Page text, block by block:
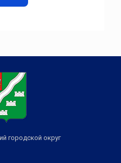
городской округ